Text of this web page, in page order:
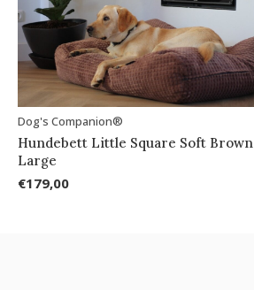
Dog's Companion®
Hundebett Little Square Soft Brown
Large
€179,00